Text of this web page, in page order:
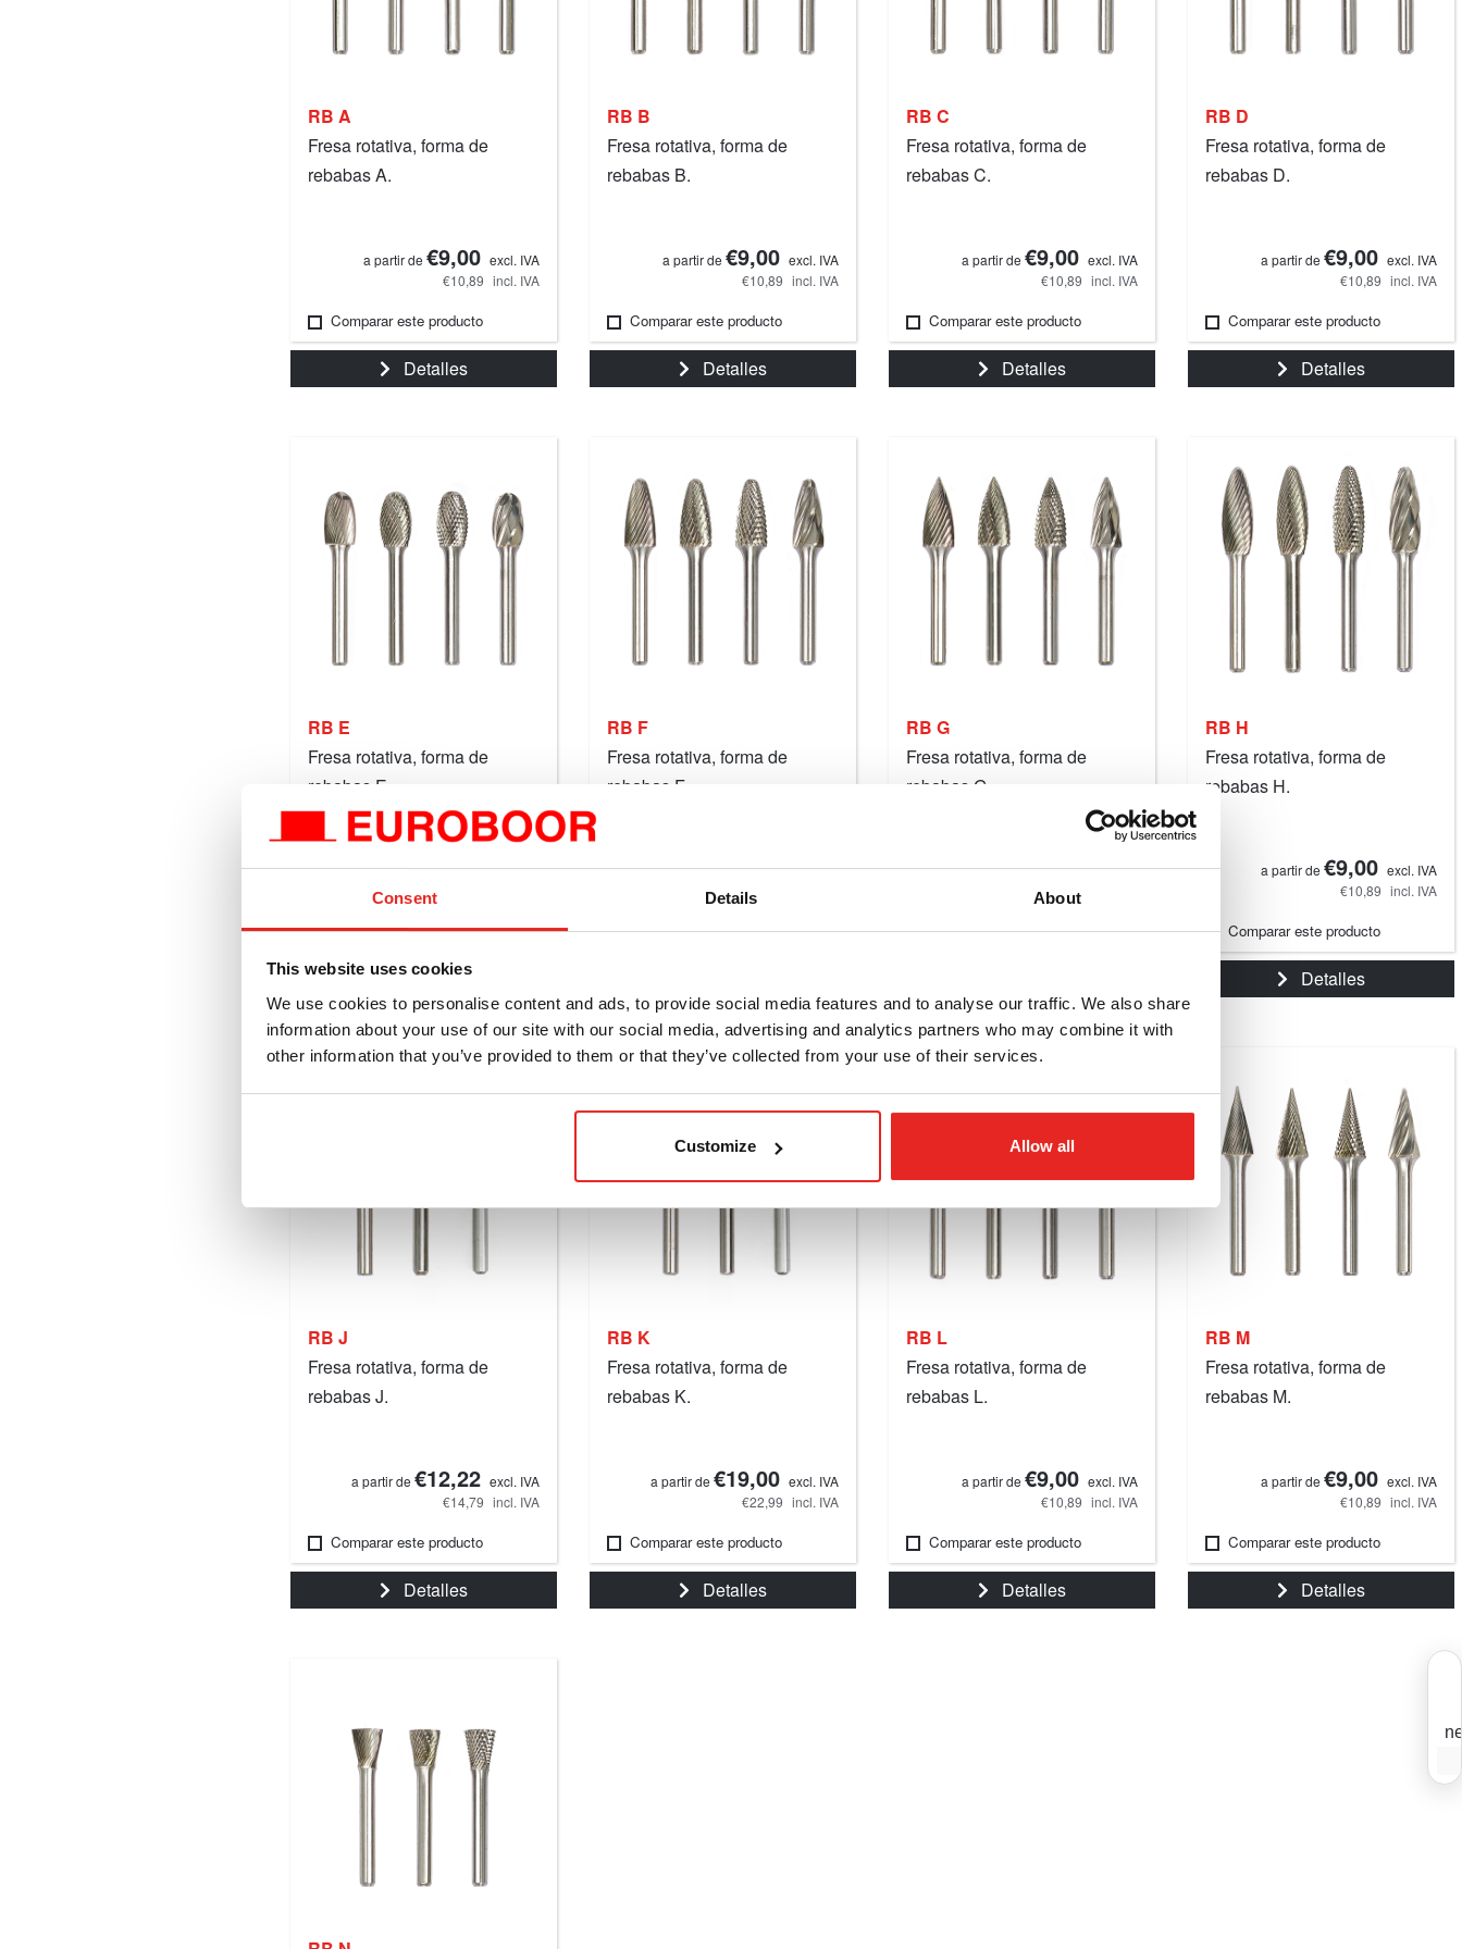
Consent Details About
This website uses cookies
We use cookies to personalise content and ads, to provide social media features and to analyse our traffic. We also share
information about your use of our site with our social media, advertising and analytics partners who may combine it with
other information that you’ve provided to them or that they’ve collected from your use of their services.
Customize Allow all
RB A
Fresa rotativa, forma de
rebabas A.
a partir de €9,00 excl. IVA
€10,89 incl. IVA
Comparar este producto
Detalles
RB B
Fresa rotativa, forma de
rebabas B.
a partir de €9,00 excl. IVA
€10,89 incl. IVA
Comparar este producto
Detalles
RB C
Fresa rotativa, forma de
rebabas C.
a partir de €9,00 excl. IVA
€10,89 incl. IVA
Comparar este producto
Detalles
RB D
Fresa rotativa, forma de
rebabas D.
a partir de €9,00 excl. IVA
€10,89 incl. IVA
Comparar este producto
Detalles
RB E
Fresa rotativa, forma de
rebabas E.
a partir de€9,00 excl. IVA
Comparar este producto
Detalles
RB F
Fresa rotativa, forma de
rebabas F.
a partir de€9,88 excl. IVA
€11,95
Comparar este producto
RB G
Fresa rotativa, forma de
rebabas G.
a partir de€9,00 excl. IVA
€10,89
Comparar este producto
RB H
Fresa rotativa, forma de
rebabas H.
a partir de €9,00 excl. IVA
€10,89 incl. IVA
Comparar este producto
Detalles
RB J
Fresa rotativa, forma de
rebabas J.
a partir de €12,22 excl. IVA
€14,79 incl. IVA
Comparar este producto
Detalles
RB K
Fresa rotativa, forma de
rebabas K.
a partir de €19,00 excl. IVA
€22,99 incl. IVA
Comparar este producto
Detalles
RB L
Fresa rotativa, forma de
rebabas L.
a partir de €9,00 excl. IVA
€10,89 incl. IVA
Comparar este producto
Detalles
RB M
Fresa rotativa, forma de
rebabas M.
a partir de €9,00 excl. IVA
€10,89 incl. IVA
Comparar este producto
Detalles